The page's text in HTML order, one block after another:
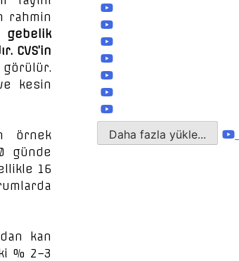
rahmin
gebelik
CVS’in
kesin
örnek
günde
16
kan
% 2–3
Daha fazla yükle...